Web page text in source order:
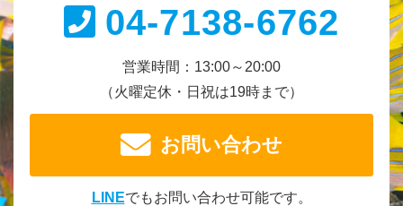
04-7138-6762
営業時間：13:00～20:00
（火曜定休・日祝は19時まで）
お問い合わせ
LINEでもお問い合わせ可能です。